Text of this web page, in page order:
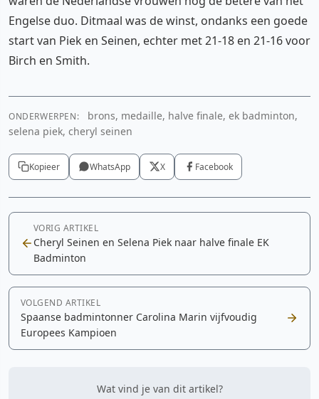
Engelse duo. Ditmaal was de winst, ondanks een goede
start van Piek en Seinen, echter met 21-18 en 21-16 voor
Birch en Smith.
ONDERWERPEN:
brons, medaille, halve finale, ek badminton,
selena piek, cheryl seinen
Kopieer WhatsApp X Facebook
VORIG ARTIKEL
Cheryl Seinen en Selena Piek naar halve finale EK
Badminton
VOLGEND ARTIKEL
Spaanse badmintonner Carolina Marin vijfvoudig
Europees Kampioen
Wat vind je van dit artikel?